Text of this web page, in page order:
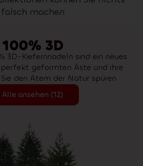
falsch machen
100% 3D
3D-Kiefernnadeln sind ein neues
perfekt geformten Äste und ihre
den Atem der Natur spüren.
Alle ansehen (12)